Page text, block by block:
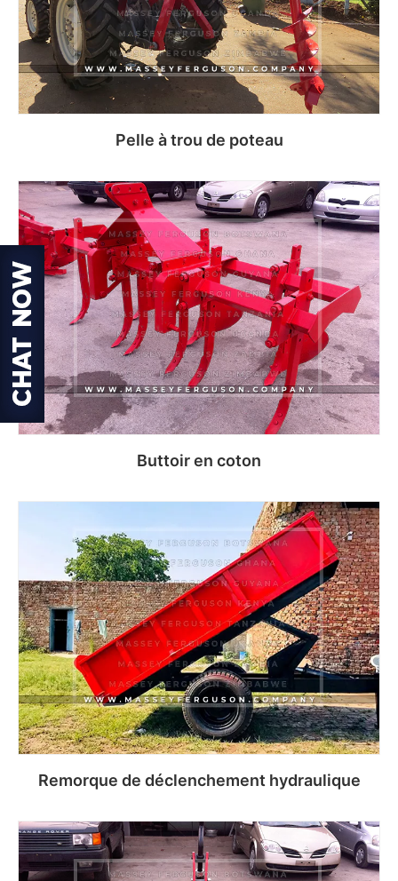
Pelle à trou de poteau
Read more
Buttoir en coton
Read more
Remorque de déclenchement hydraulique
Read more